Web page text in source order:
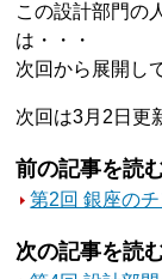
この設計部門の
は・・・
次回から展開し
次回は3月2日更
前の記事を読
第2回 銀座の
次の記事を読